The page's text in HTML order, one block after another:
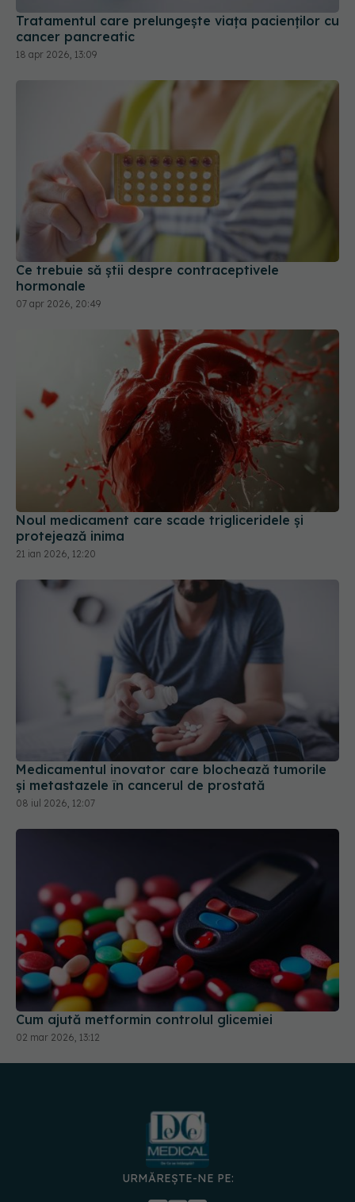
18 apr 2026, 13:09
Ce trebuie să știi despre contraceptivele
hormonale
07 apr 2026, 20:49
Noul medicament care scade trigliceridele și
protejează inima
21 ian 2026, 12:20
Medicamentul inovator care blochează tumorile
și metastazele în cancerul de prostată
08 iul 2026, 12:07
Cum ajută metformin controlul glicemiei
02 mar 2026, 13:12
URMĂREȘTE-NE PE:
DESCARCĂ APLICAȚIA